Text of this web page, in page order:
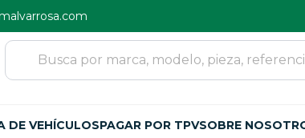
DE VEHÍCULOSPAGAR POR TPVSOBRE